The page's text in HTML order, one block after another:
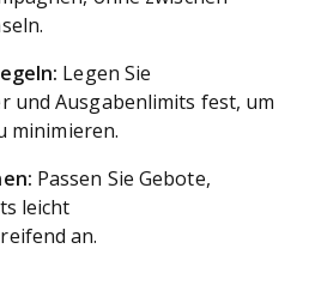
Legen Sie
und Ausgabenlimits fest, um
minimieren.
Passen Sie Gebote,
leicht
an.